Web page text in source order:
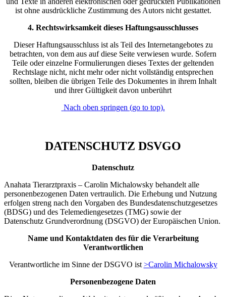
ist ohne ausdrückliche Zustimmung des Autors nicht gestattet.
4. Rechtswirksamkeit dieses Haftungsausschlusses
Dieser Haftungsausschluss ist als Teil des Internetangebotes zu
betrachten, von dem aus auf diese Seite verwiesen wurde. Sofern
Teile oder einzelne Formulierungen dieses Textes der geltenden
Rechtslage nicht, nicht mehr oder nicht vollständig entsprechen
sollten, bleiben die übrigen Teile des Dokumentes in ihrem Inhalt
und ihrer Gültigkeit davon unberührt
Nach oben springen (go to top).
DATENSCHUTZ DSVGO
Datenschutz
Anahata Tierarztpraxis – Carolin Michalowsky behandelt alle
personenbezogenen Daten vertraulich. Die Erhebung und Nutzung
erfolgen streng nach den Vorgaben des Bundesdatenschutzgesetzes
(BDSG) und des Telemediengesetzes (TMG) sowie der
Datenschutz Grundverordnung (DSGVO) der Europäischen Union.
Name und Kontaktdaten des für die Verarbeitung
Verantwortlichen
Verantwortliche im Sinne der DSGVO ist >Carolin Michalowsky
Personenbezogene Daten